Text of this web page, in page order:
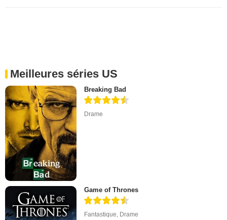
Meilleures séries US
Breaking Bad
Drame
Game of Thrones
Fantastique, Drame